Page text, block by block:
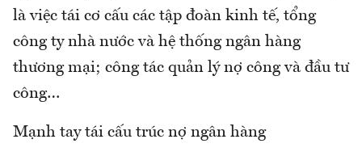
là việc tái cơ cấu các tập đoàn kinh tế, tổng
công ty nhà nước và hệ thống ngân hàng
thương mại; công tác quản lý nợ công và đầu tư
công…
Mạnh tay tái cấu trúc nợ ngân hàng